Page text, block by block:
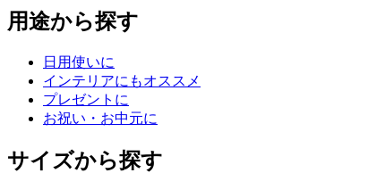
用途から探す
日用使いに
インテリアにもオススメ
プレゼントに
お祝い・お中元に
サイズから探す